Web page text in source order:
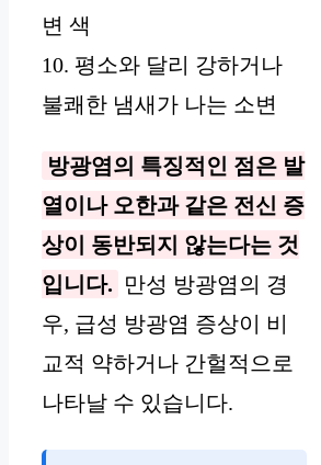
변 색
10. 평소와 달리 강하거나
불쾌한 냄새가 나는 소변
방광염의 특징적인 점은 발
열이나 오한과 같은 전신 증
상이 동반되지 않는다는 것
입니다. 만성 방광염의 경
우, 급성 방광염 증상이 비
교적 약하거나 간헐적으로
나타날 수 있습니다.